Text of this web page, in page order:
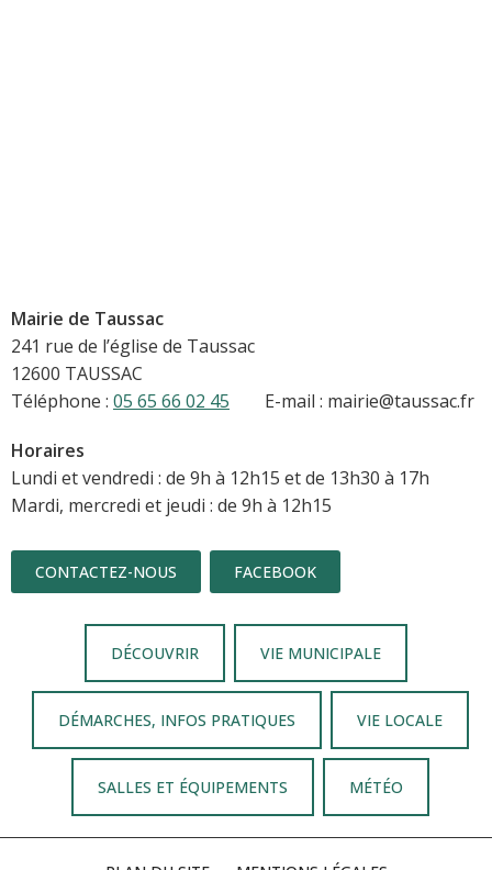
Mairie de Taussac
241 rue de l’église de Taussac
12600 TAUSSAC
Téléphone : 05 65 66 02 45 E-mail : mairie@taussac.fr
Horaires
Lundi et vendredi : de 9h à 12h15 et de 13h30 à 17h
Mardi, mercredi et jeudi : de 9h à 12h15
CONTACTEZ-NOUS FACEBOOK
DÉCOUVRIR VIE MUNICIPALE
DÉMARCHES, INFOS PRATIQUES VIE LOCALE
SALLES ET ÉQUIPEMENTS MÉTÉO